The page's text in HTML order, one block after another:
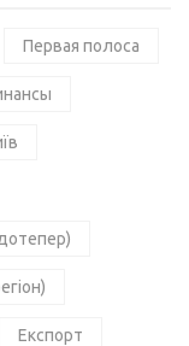
Первая полоса
Експорт